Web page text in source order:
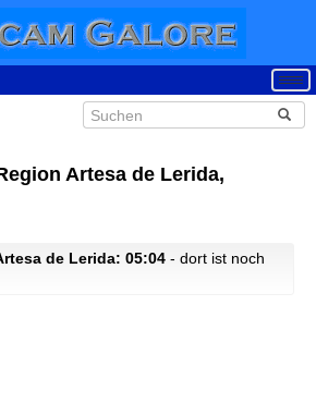
Artesa de Lerida,
de Lerida: 05:04 - dort ist noch